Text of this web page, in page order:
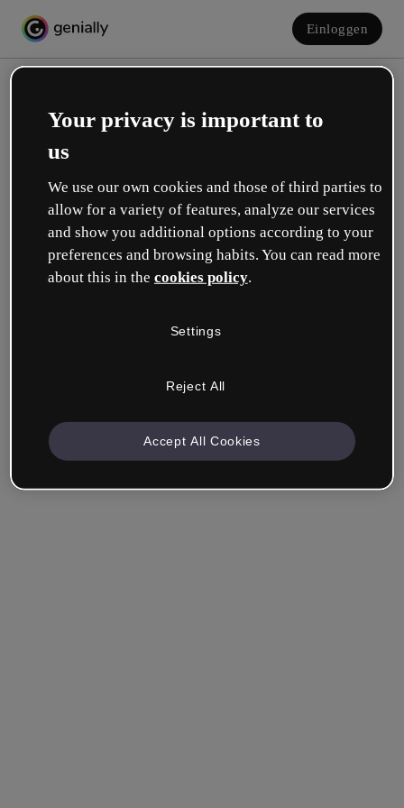
Einloggen
Erstelle dein kostenloses Konto!
Was beschreibt deine Rolle am besten?
Unternehmen & Professionals
einem anderen Bereich.
Your privacy is important to
us
We use our own cookies and those of third parties to
allow for a variety of features, analyze our services
and show you additional options according to your
preferences and browsing habits. You can read more
about this in the cookies policy.
Settings
Reject All
Accept All Cookies